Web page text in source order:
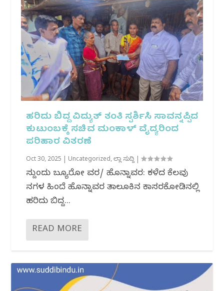
ಹರಿದು ಬಿದ್ದ ವಿದ್ಯುತ್ ತಂತಿ ಸ್ಪರ್ಶಿಸಿ ಸಾವನ್ನಪ್ಪಿದ
ಕುಟುಂಬಕ್ಕೆ ಸಚಿವ ಮಂಕಾಳ್‌ ವೈದ್ಯರಿಂದ
ಪರಿಹಾರ ವಿತರಣೆ
Oct 30, 2025 Uncategorized,ಜಿಲ್ಲಾ ಸುದ್ದಿ |
ಸುದ್ದಿಂದು ಬ್ಯೂರೋ ವರದಿ/ ಹೊನ್ನಾವರ: ಕಳೆದ ಕೆಲವು
ದಿನಗಳ ಹಿಂದೆ ಹೊನ್ನಾವರ ತಾಲೂಕಿನ ಕಾಸರಕೋಡಿನಲ್ಲಿ
ಹರಿದು ಬಿದ್ದ...
READ MORE